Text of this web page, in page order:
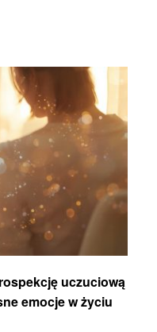
uczuciową
emocje w życiu